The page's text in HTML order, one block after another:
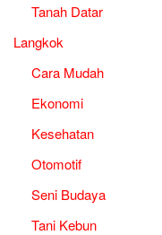
Tanah Datar
Langkok
Cara Mudah
Ekonomi
Kesehatan
Otomotif
Seni Budaya
Tani Kebun